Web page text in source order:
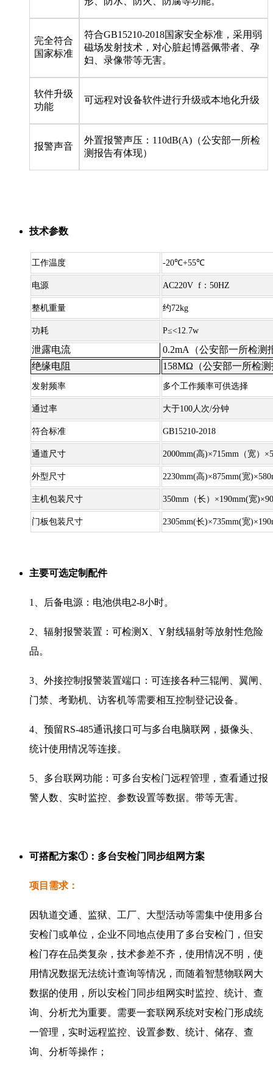
完全符合
国家标准
符合GB15210-2018国家安全标准，采用弱
磁场发射技术，对心脏起博器佩带者、孕
妇、录像带等无害。
软件升级
功能
可远程对设备软件进行升级或本地化升级
报警声音
外置报警声压：110dB(A)（公安部一所检
测报告有体现）
技术参数
工作温度 -20℃+55℃
电源 AC220V f：50HZ
整机重量 约72kg
功耗 P≤<12.7w
泄露电流
0.2mA（公安部一所检测
绝缘电阻
158MΩ（公安部一所检
发射频率 多个工作频率可供选择
通过率 大于100人次/分钟
符合标准 GB15210-2018
通道尺寸 2000mm(高)×715mm（宽）
外型尺寸 2230mm(高)×875mm(宽
主机包装尺寸 350mm（长）×190mm(宽
门板包装尺寸 2305mm(长)×735mm(宽
主要可选定制配件
1、后备电源：电池供电2-8小时。
2、辐射报警装置：可检测X、Y射线辐射等放射性危险
品。
3、外接控制报警装置端口：可连接各种三辊闸、翼闸、
门禁、考勤机、访客机等需要相互控制登记设备。
4、预留RS-485通讯接口可与多台电脑联网，摄像头、
统计使用情况等连接。
5、多台联网功能：可多台安检门远程管理，查看通过报
警人数、实时监控、参数设置等数据。带等无害。
可搭配方案①：多台安检门同步组网方案
项目需求：
因轨道交通、监狱、工厂、大型活动等需集中使用多台
安检门或单位，企业不同地点使用了多台安检门，但安
检门存在品类复杂，技术参差不齐，使用情况不明，使
用情况数据无法统计查询等情况，而随着智慧物联网大
数据的使用，所以安检门同步组网实时监控、统计、查
询、分析尤为重要。需要一套联网系统对安检门形成统
一管理，实时远程监控、设置参数、统计、储存、查
询、分析等操作；